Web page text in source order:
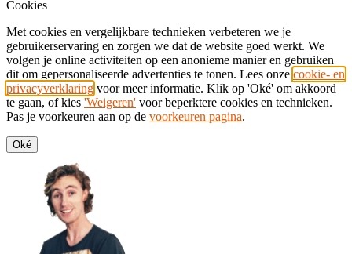
Cookies
Met cookies en vergelijkbare technieken verbeteren we je
gebruikerservaring en zorgen we dat de website goed werkt. We
volgen je online activiteiten op een anonieme manier en gebruiken
dit om gepersonaliseerde advertenties te tonen. Lees onze cookie- en
privacyverklaring voor meer informatie. Klik op 'Oké' om akkoord
te gaan, of kies 'Weigeren' voor beperktere cookies en technieken.
Pas je voorkeuren aan op de voorkeuren pagina.
Oké